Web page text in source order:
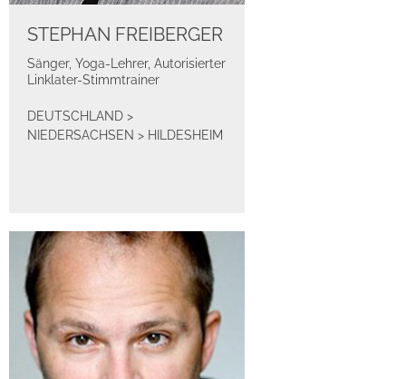
STEPHAN FREIBERGER
Sänger, Yoga-Lehrer, Autorisierter
Linklater-Stimmtrainer
DEUTSCHLAND >
NIEDERSACHSEN > HILDESHEIM